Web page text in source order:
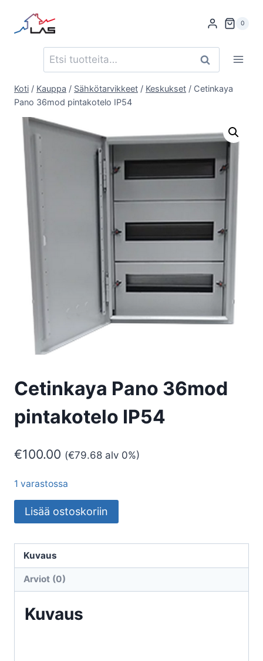
sisältöön
0
Etsi: Haku
Koti / Kauppa / Sähkötarvikkeet / Keskukset / Cetinkaya
Pano 36mod pintakotelo IP54
Cetinkaya Pano 36mod
pintakotelo IP54
€100.00 (€79.68 alv 0%)
1 varastossa
Cetinkaya
Pano
pintakotelo
IP54
Lisää ostoskoriin
Kuvaus
Arviot (0)
Kuvaus